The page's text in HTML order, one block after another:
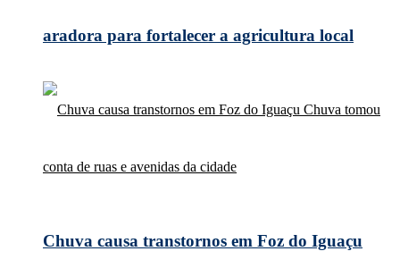
aradora para fortalecer a agricultura local
Chuva causa transtornos em Foz do Iguaçu